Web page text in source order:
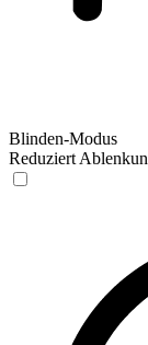
Blinden-Modus
Reduziert